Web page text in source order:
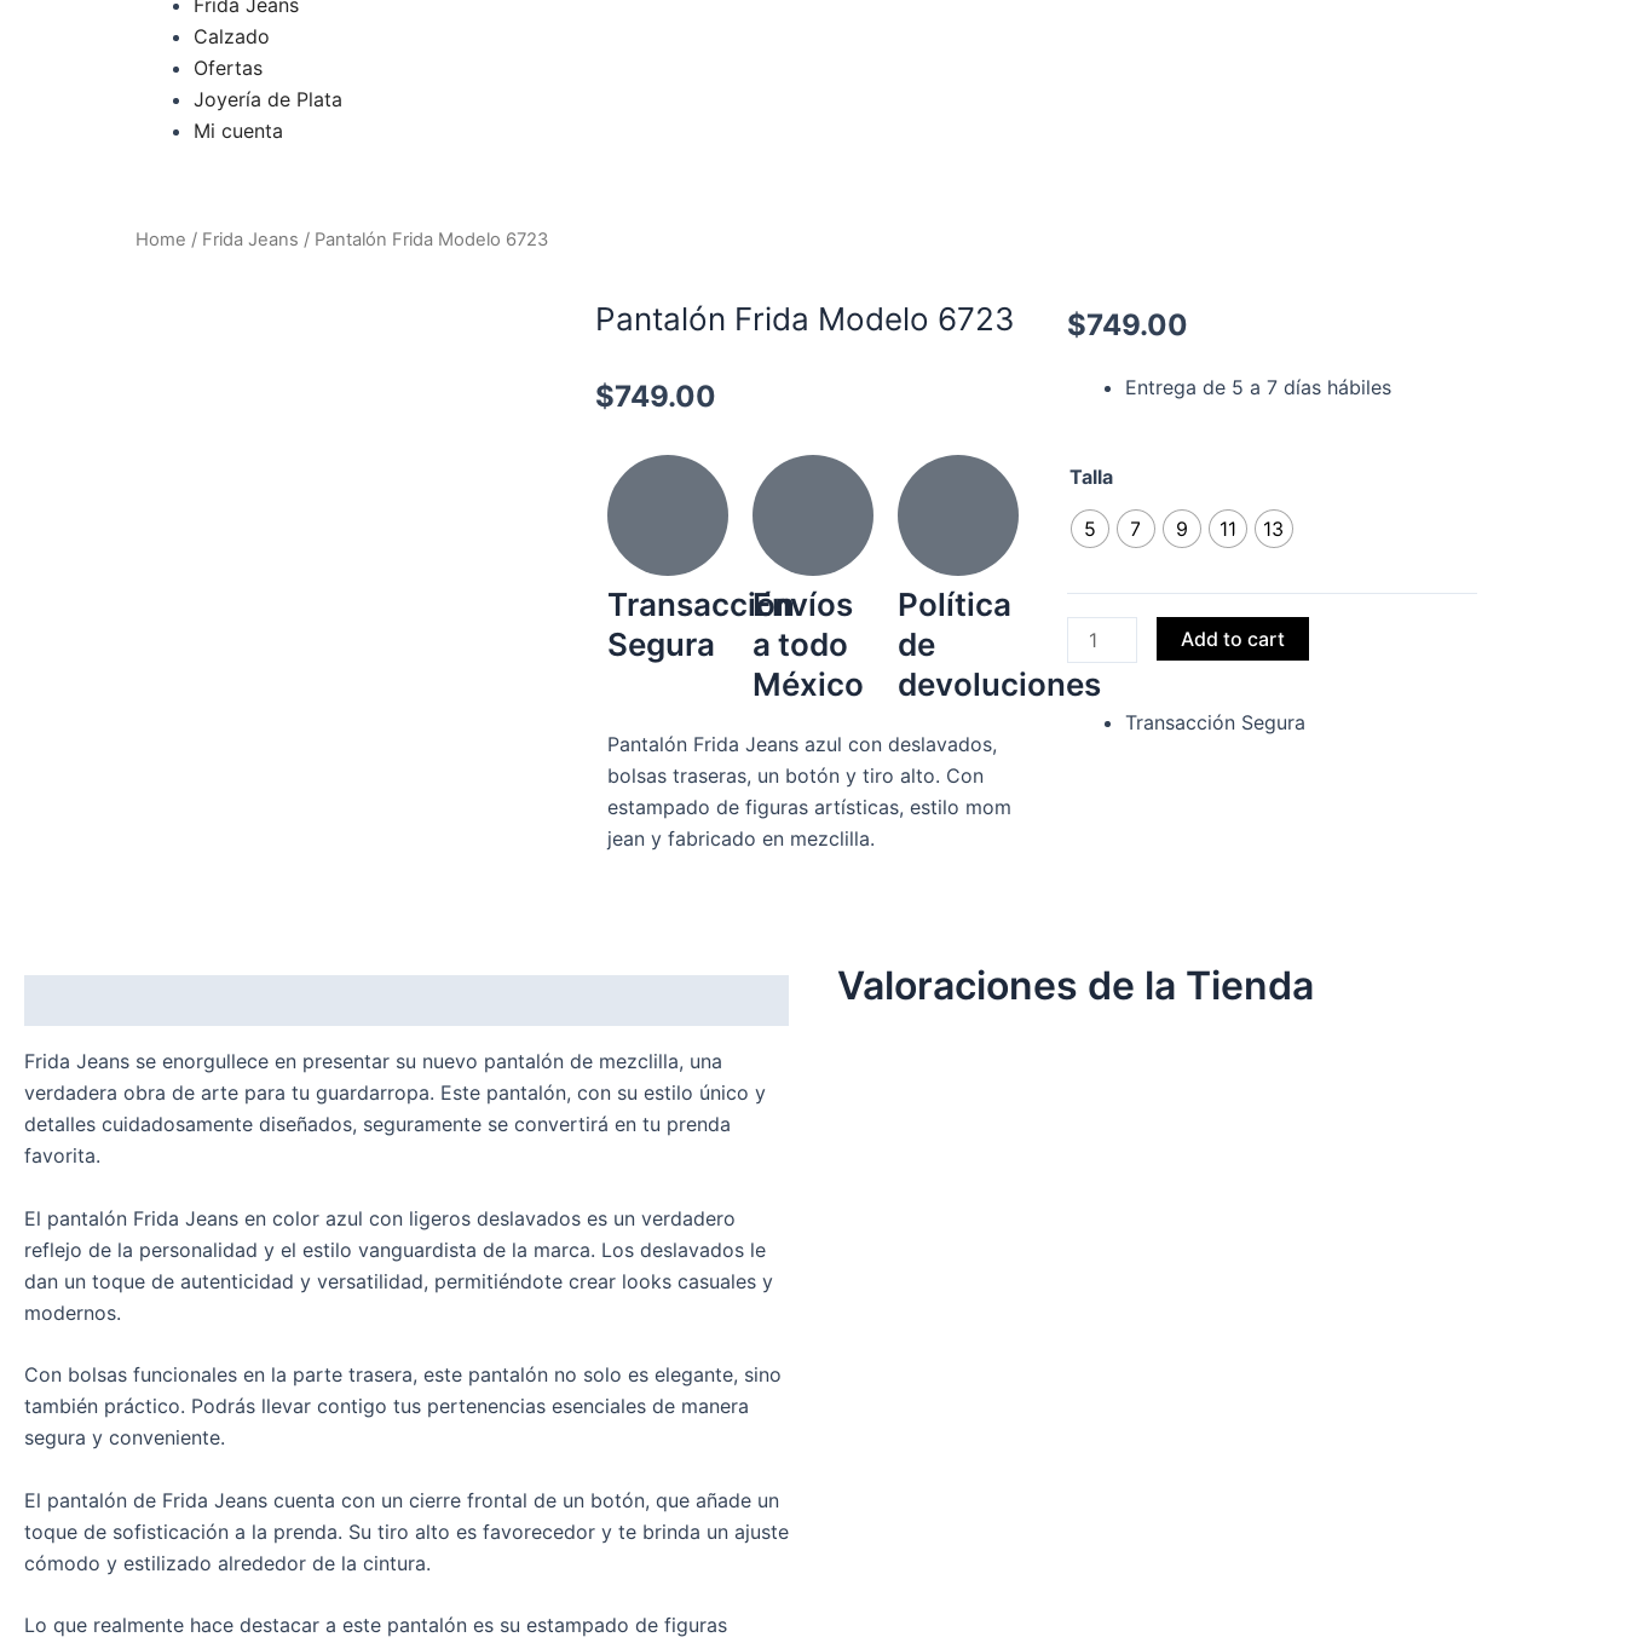
Frida Jeans
Calzado
Ofertas
Joyería de Plata
Mi cuenta
Home / Frida Jeans / Pantalón Frida Modelo 6723
Pantalón Frida Modelo 6723
$749.00
Transacción
Segura
Envíos
a todo
México
Política
de
devoluciones
Pantalón Frida Jeans azul con deslavados,
bolsas traseras, un botón y tiro alto. Con
estampado de figuras artísticas, estilo mom
jean y fabricado en mezclilla.
$749.00
Entrega de 5 a 7 días hábiles
Talla
5 7 9 11 13
Pantalón
Modelo
quantity
Add to cart
Transacción Segura
Frida Jeans se enorgullece en presentar su nuevo pantalón de mezclilla, una
verdadera obra de arte para tu guardarropa. Este pantalón, con su estilo único y
detalles cuidadosamente diseñados, seguramente se convertirá en tu prenda
favorita.
El pantalón Frida Jeans en color azul con ligeros deslavados es un verdadero
reflejo de la personalidad y el estilo vanguardista de la marca. Los deslavados le
dan un toque de autenticidad y versatilidad, permitiéndote crear looks casuales y
modernos.
Con bolsas funcionales en la parte trasera, este pantalón no solo es elegante, sino
también práctico. Podrás llevar contigo tus pertenencias esenciales de manera
segura y conveniente.
El pantalón de Frida Jeans cuenta con un cierre frontal de un botón, que añade un
toque de sofisticación a la prenda. Su tiro alto es favorecedor y te brinda un ajuste
cómodo y estilizado alrededor de la cintura.
Lo que realmente hace destacar a este pantalón es su estampado de figuras
Valoraciones de la Tienda